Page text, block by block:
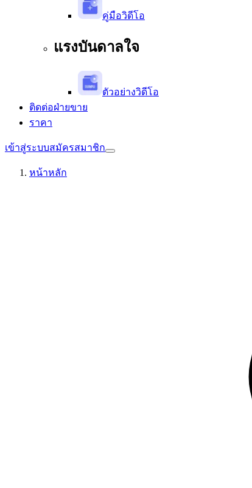
คู่มือวิดีโอ
แรงบันดาลใจ
ตัวอย่างวิดีโอ
ติดต่อฝ่ายขาย
ราคา
เข้าสู่ระบบสมัครสมาชิก
หน้าหลัก